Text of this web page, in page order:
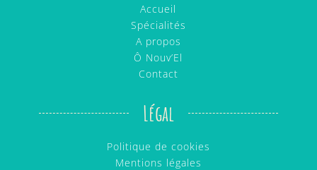
Accueil
Spécialités
A propos
Ô Nouv’El
Contact
Légal
Politique de cookies
Mentions légales